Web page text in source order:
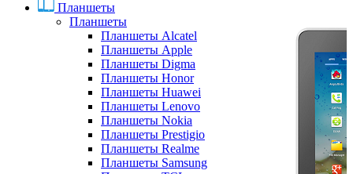
Планшеты
Планшеты
Планшеты Alcatel
Планшеты Apple
Планшеты Digma
Планшеты Honor
Планшеты Huawei
Планшеты Lenovo
Планшеты Nokia
Планшеты Prestigio
Планшеты Realme
Планшеты Samsung